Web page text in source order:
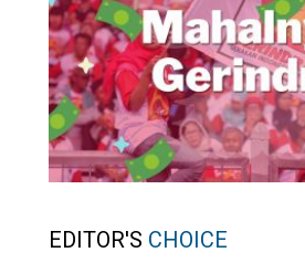
EDITOR'S CHOICE